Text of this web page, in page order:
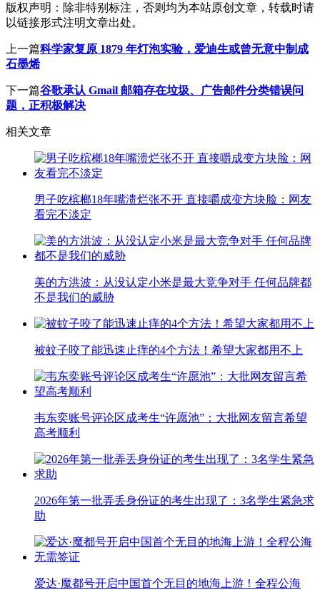
版权声明： 除非特别标注，否则均为本站原创文章，转载时请
以链接形式注明文章出处。
上一篇科学家复原 1879 年灯泡实验，爱迪生或曾无意中制成
石墨烯
下一篇谷歌承认 Gmail 邮箱存在垃圾、广告邮件分类错误问
题，正积极解决
相关文章
男子吃槟榔18年嘴溃烂张不开 直接嚼成变方块脸：网友
看完不淡定
美的方洪波：从没认定小米是最大竞争对手 任何品牌都
不是我们的威胁
被蚊子咬了能迅速止痒的4个方法！希望大家都用不上
韦东奕账号评论区成考生“许愿池”：大批网友留言希望
高考顺利
2026年第一批弄丢身份证的考生出现了：3名学生紧急求
助
爱达·魔都号开启中国首个无目的地海上游！全程公海